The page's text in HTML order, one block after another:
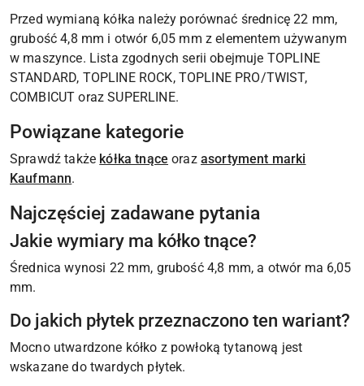
Przed wymianą kółka należy porównać średnicę 22 mm,
grubość 4,8 mm i otwór 6,05 mm z elementem używanym
w maszynce. Lista zgodnych serii obejmuje TOPLINE
STANDARD, TOPLINE ROCK, TOPLINE PRO/TWIST,
COMBICUT oraz SUPERLINE.
Powiązane kategorie
Sprawdź także kółka tnące oraz asortyment marki
Kaufmann.
Najczęściej zadawane pytania
Jakie wymiary ma kółko tnące?
Średnica wynosi 22 mm, grubość 4,8 mm, a otwór ma 6,05
mm.
Do jakich płytek przeznaczono ten wariant?
Mocno utwardzone kółko z powłoką tytanową jest
wskazane do twardych płytek.